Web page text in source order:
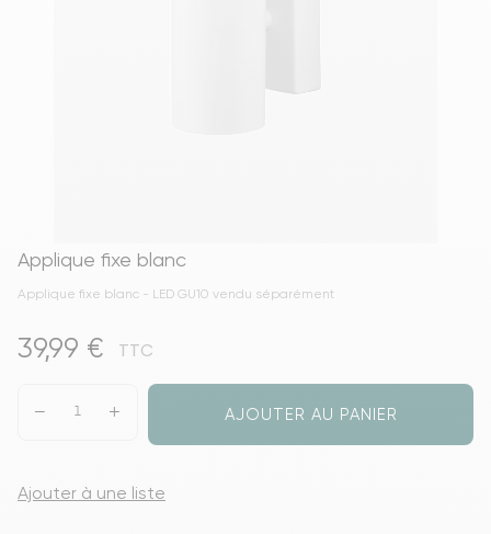
Applique fixe blanc
Applique fixe blanc - LED GU10 vendu séparément
39,99 € TTC
AJOUTER AU PANIER
Ajouter à une liste